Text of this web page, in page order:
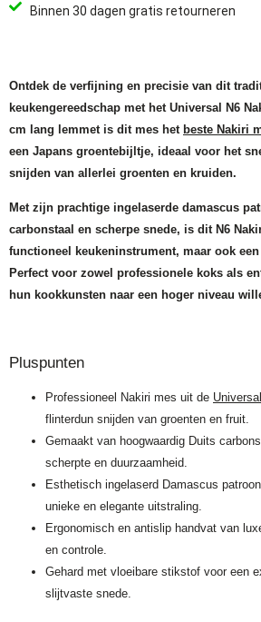
Binnen 30 dagen gratis retourneren
Ontdek de verfijning en precisie van dit
keukengereedschap met het Universal N6
cm lang lemmet is dit mes het beste Nakiri
een Japans groente­bijltje, ideaal voor het
snijden van allerlei groenten en kruiden.
Met zijn prachtige ingelaserde damascus
carbonstaal en scherpe snede, is dit N6
functioneel keukeninstrument, maar ook
Perfect voor zowel professionele koks als
hun kookkunsten naar een hoger niveau
Pluspunten
Professioneel Nakiri mes uit de
flinterdun snijden van groenten en fruit.
Gemaakt van hoogwaardig Duits
scherpte en duurzaamheid.
Esthetisch ingelaserd Damascus
unieke en elegante uitstraling.
Ergonomisch en antislip handvat van
en controle.
Gehard met vloeibare stikstof voor een
slijtvaste snede.